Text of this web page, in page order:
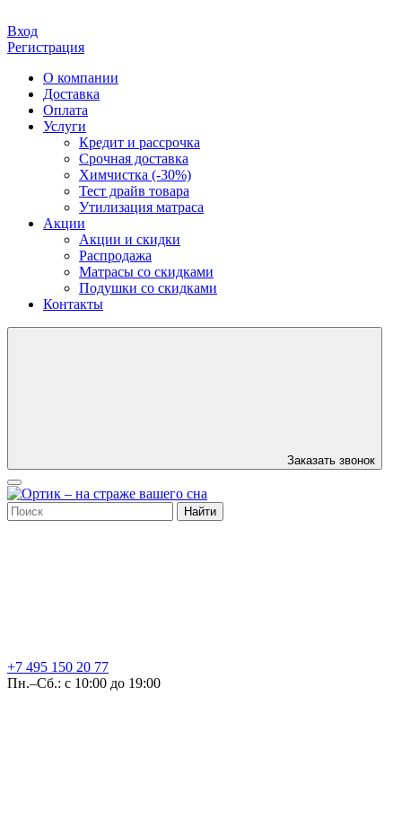
Вход
Регистрация
О компании
Доставка
Оплата
Услуги
Кредит и рассрочка
Срочная доставка
Химчистка (-30%)
Тест драйв товара
Утилизация матраса
Акции
Акции и скидки
Распродажа
Матрасы со скидками
Подушки со скидками
Контакты
Заказать звонок
Найти
+7 495 150 20 77
Пн.–Сб.: с 10:00 до 19:00